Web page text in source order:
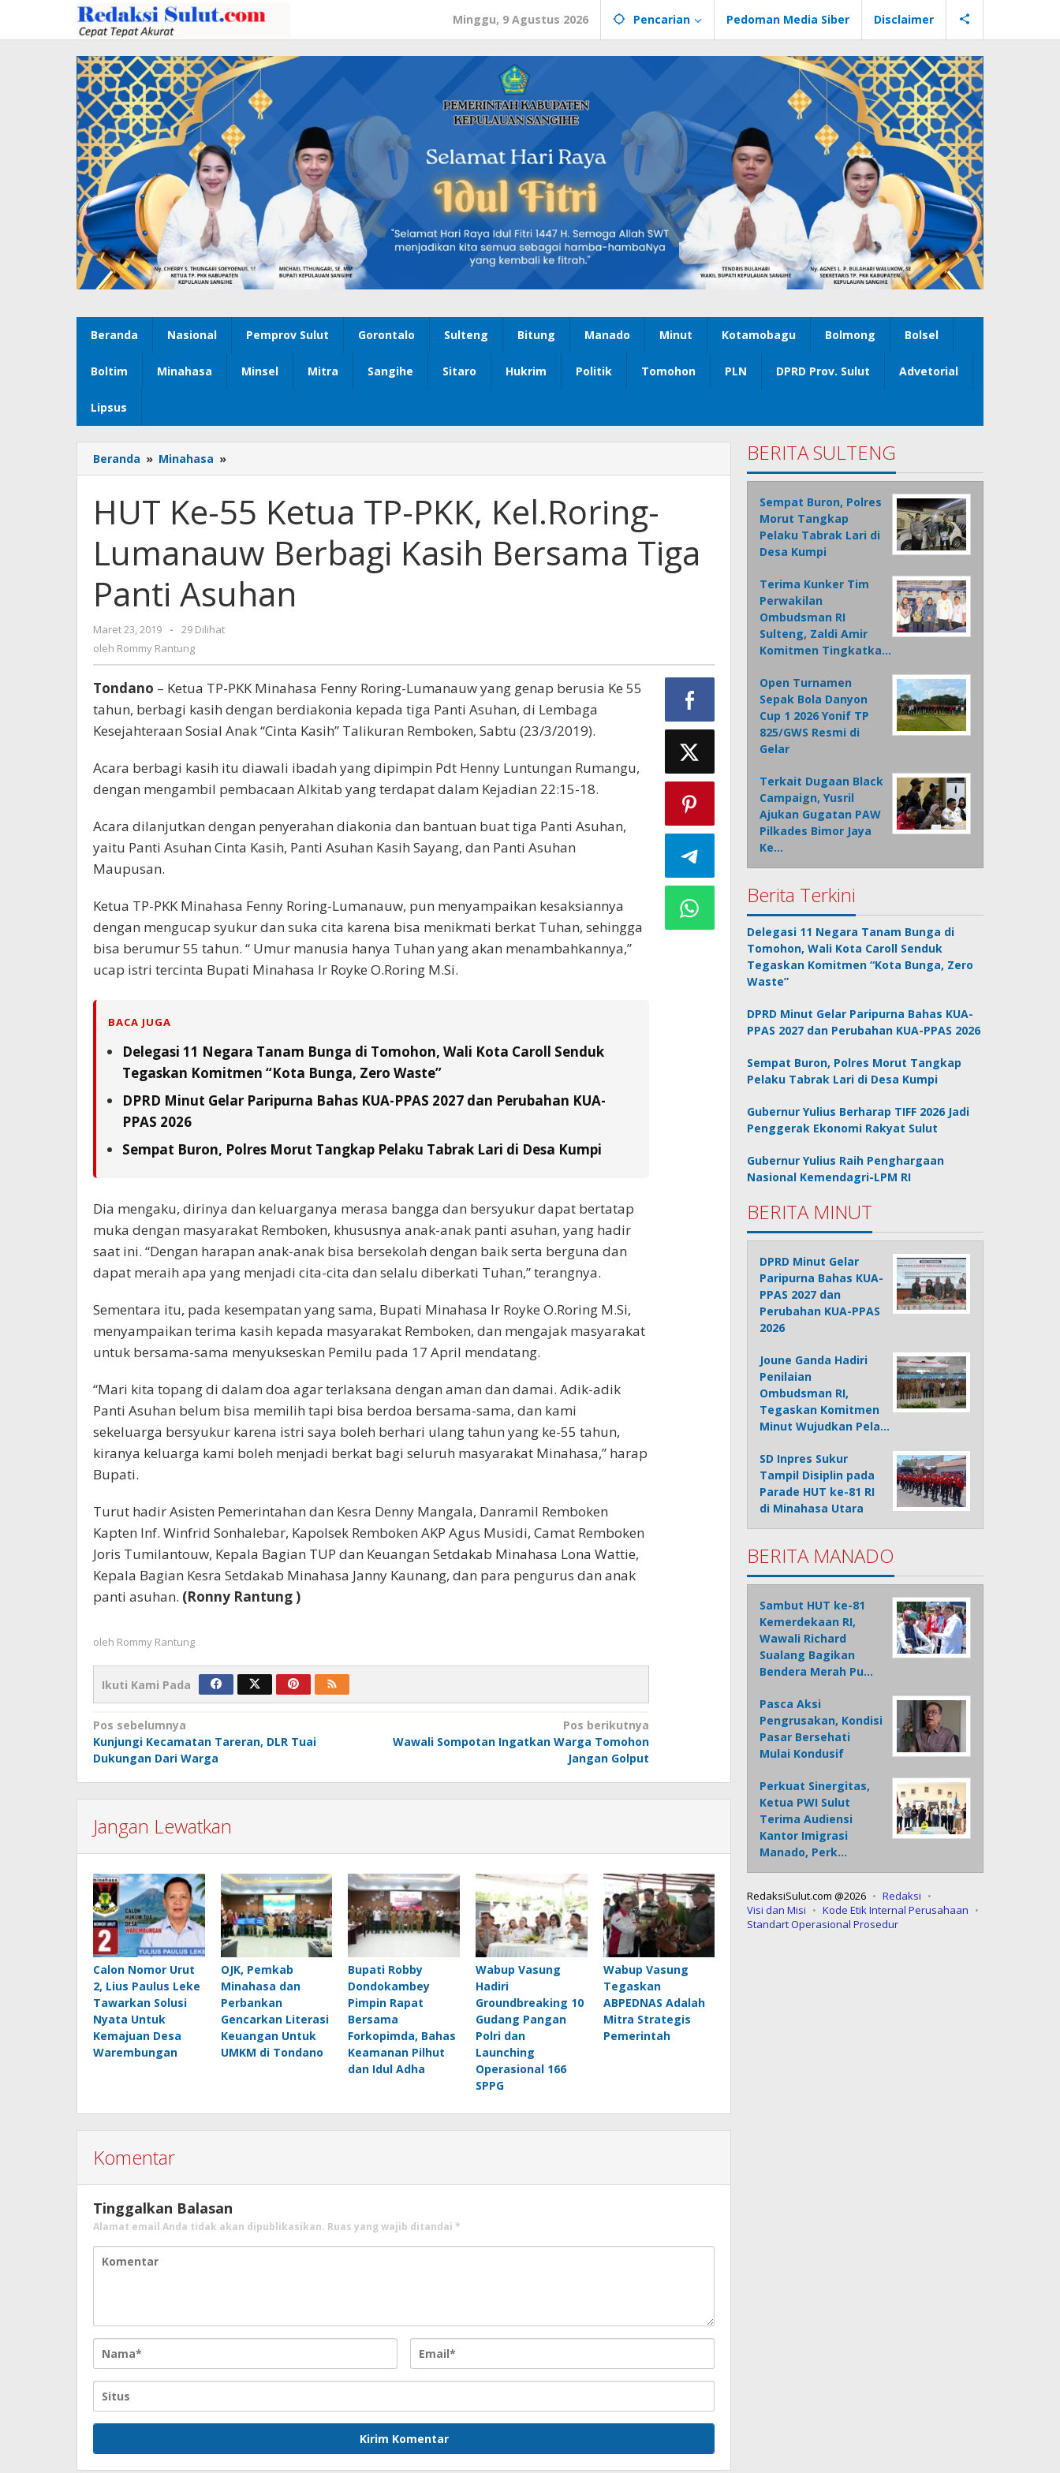
konten
Minggu, 9 Agustus 2026 Pencarian Pedoman Media Siber Disclaimer
Beranda Nasional Pemprov Sulut Gorontalo Sulteng Bitung Manado Minut Kotamobagu Bolmong Bolsel
Boltim Minahasa Minsel Mitra Sangihe Sitaro Hukrim Politik Tomohon PLN DPRD Prov. Sulut Advetorial
Lipsus
Beranda » Minahasa »
Ke-
Ketua
TP-
Kel.Roring-
Berbagi
Kasih
HUT Ke-55 Ketua TP-PKK, Kel.Roring-
Lumanauw Berbagi Kasih Bersama Tiga
Panti Asuhan
Maret 23, 2019
oleh
Rommy
Rantung
-
29 Dilihat
oleh Rommy Rantung
Tondano – Ketua TP-PKK Minahasa Fenny Roring-Lumanauw yang genap berusia Ke 55
tahun, berbagi kasih dengan berdiakonia kepada tiga Panti Asuhan, di Lembaga
Kesejahteraan Sosial Anak “Cinta Kasih” Talikuran Remboken, Sabtu (23/3/2019).
Acara berbagi kasih itu diawali ibadah yang dipimpin Pdt Henny Luntungan Rumangu,
dengan mengambil pembacaan Alkitab yang terdapat dalam Kejadian 22:15-18.
Acara dilanjutkan dengan penyerahan diakonia dan bantuan buat tiga Panti Asuhan,
yaitu Panti Asuhan Cinta Kasih, Panti Asuhan Kasih Sayang, dan Panti Asuhan
Maupusan.
Ketua TP-PKK Minahasa Fenny Roring-Lumanauw, pun menyampaikan kesaksiannya
dengan mengucap syukur dan suka cita karena bisa menikmati berkat Tuhan, sehingga
bisa berumur 55 tahun. “ Umur manusia hanya Tuhan yang akan menambahkannya,”
ucap istri tercinta Bupati Minahasa Ir Royke O.Roring M.Si.
BACA JUGA
Delegasi 11 Negara Tanam Bunga di Tomohon, Wali Kota Caroll Senduk
Tegaskan Komitmen “Kota Bunga, Zero Waste”
DPRD Minut Gelar Paripurna Bahas KUA-PPAS 2027 dan Perubahan KUA-
PPAS 2026
Sempat Buron, Polres Morut Tangkap Pelaku Tabrak Lari di Desa Kumpi
Dia mengaku, dirinya dan keluarganya merasa bangga dan bersyukur dapat bertatap
muka dengan masyarakat Remboken, khususnya anak-anak panti asuhan, yang hadir
saat ini. “Dengan harapan anak-anak bisa bersekolah dengan baik serta berguna dan
dapat meraih apa yang menjadi cita-cita dan selalu diberkati Tuhan,” terangnya.
Sementara itu, pada kesempatan yang sama, Bupati Minahasa Ir Royke O.Roring M.Si,
menyampaikan terima kasih kepada masyarakat Remboken, dan mengajak masyarakat
untuk bersama-sama menyukseskan Pemilu pada 17 April mendatang.
“Mari kita topang di dalam doa agar terlaksana dengan aman dan damai. Adik-adik
Panti Asuhan belum bisa memilih tapi bisa berdoa bersama-sama, dan kami
sekeluarga bersyukur karena istri saya boleh berhari ulang tahun yang ke-55 tahun,
kiranya keluarga kami boleh menjadi berkat bagi seluruh masyarakat Minahasa,” harap
Bupati.
Turut hadir Asisten Pemerintahan dan Kesra Denny Mangala, Danramil Remboken
Kapten Inf. Winfrid Sonhalebar, Kapolsek Remboken AKP Agus Musidi, Camat Remboken
Joris Tumilantouw, Kepala Bagian TUP dan Keuangan Setdakab Minahasa Lona Wattie,
Kepala Bagian Kesra Setdakab Minahasa Janny Kaunang, dan para pengurus dan anak
panti asuhan. (Ronny Rantung )
oleh Rommy Rantung
Ikuti Kami Pada
Navigasi
pos
Pos sebelumnya
Kunjungi Kecamatan Tareran, DLR Tuai
Dukungan Dari Warga
Pos berikutnya
Wawali Sompotan Ingatkan Warga Tomohon
Jangan Golput
Jangan Lewatkan
Calon Nomor Urut
2, Lius Paulus Leke
Tawarkan Solusi
Nyata Untuk
Kemajuan Desa
Warembungan
OJK, Pemkab
Minahasa dan
Perbankan
Gencarkan Literasi
Keuangan Untuk
UMKM di Tondano
Bupati Robby
Dondokambey
Pimpin Rapat
Bersama
Forkopimda, Bahas
Keamanan Pilhut
dan Idul Adha
Wabup Vasung
Hadiri
Groundbreaking 10
Gudang Pangan
Polri dan
Launching
Operasional 166
SPPG
Wabup Vasung
Tegaskan
ABPEDNAS Adalah
Mitra Strategis
Pemerintah
Komentar
Tinggalkan Balasan
Alamat email Anda tidak akan dipublikasikan. Ruas yang wajib ditandai *
BERITA SULTENG
Sempat Buron, Polres
Morut Tangkap
Pelaku Tabrak Lari di
Desa Kumpi
Terima Kunker Tim
Perwakilan
Ombudsman RI
Sulteng, Zaldi Amir
Komitmen Tingkatka…
Open Turnamen
Sepak Bola Danyon
Cup 1 2026 Yonif TP
825/GWS Resmi di
Gelar
Terkait Dugaan Black
Campaign, Yusril
Ajukan Gugatan PAW
Pilkades Bimor Jaya
Ke…
Berita Terkini
Delegasi 11 Negara Tanam Bunga di
Tomohon, Wali Kota Caroll Senduk
Tegaskan Komitmen “Kota Bunga, Zero
Waste”
DPRD Minut Gelar Paripurna Bahas KUA-
PPAS 2027 dan Perubahan KUA-PPAS 2026
Sempat Buron, Polres Morut Tangkap
Pelaku Tabrak Lari di Desa Kumpi
Gubernur Yulius Berharap TIFF 2026 Jadi
Penggerak Ekonomi Rakyat Sulut
Gubernur Yulius Raih Penghargaan
Nasional Kemendagri-LPM RI
BERITA MINUT
DPRD Minut Gelar
Paripurna Bahas KUA-
PPAS 2027 dan
Perubahan KUA-PPAS
2026
Joune Ganda Hadiri
Penilaian
Ombudsman RI,
Tegaskan Komitmen
Minut Wujudkan Pela…
SD Inpres Sukur
Tampil Disiplin pada
Parade HUT ke-81 RI
di Minahasa Utara
BERITA MANADO
Sambut HUT ke-81
Kemerdekaan RI,
Wawali Richard
Sualang Bagikan
Bendera Merah Pu…
Pasca Aksi
Pengrusakan, Kondisi
Pasar Bersehati
Mulai Kondusif
Perkuat Sinergitas,
Ketua PWI Sulut
Terima Audiensi
Kantor Imigrasi
Manado, Perk…
RedaksiSulut.com @2026
Redaksi
Visi dan Misi
Kode Etik Internal Perusahaan
Standart Operasional Prosedur